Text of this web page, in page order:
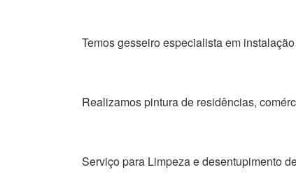
Temos gesseiro especialista em
Realizamos pintura de residências,
Serviço para Limpeza e desentupimento